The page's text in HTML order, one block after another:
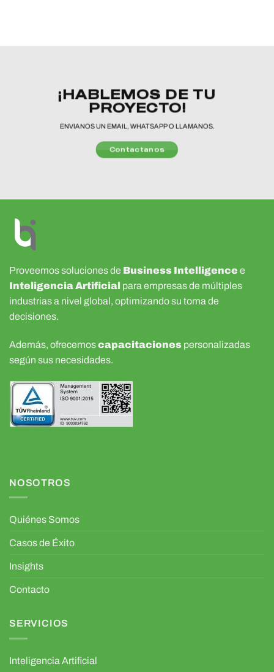
¡HABLEMOS DE TU
PROYECTO!
ENVIANOS UN EMAIL, WHATSAPP O LLAMANOS.
Contactanos
Proveemos soluciones de Business Intelligence e
Inteligencia Artificial para empresas de múltiples
industrias a nivel global, optimizando su toma de
decisiones.
Además, ofrecemoscapacitaciones personalizadas
según sus necesidades.
NOSOTROS
Quiénes Somos
Casos de Éxito
Insights
Contacto
SERVICIOS
Inteligencia Artificial